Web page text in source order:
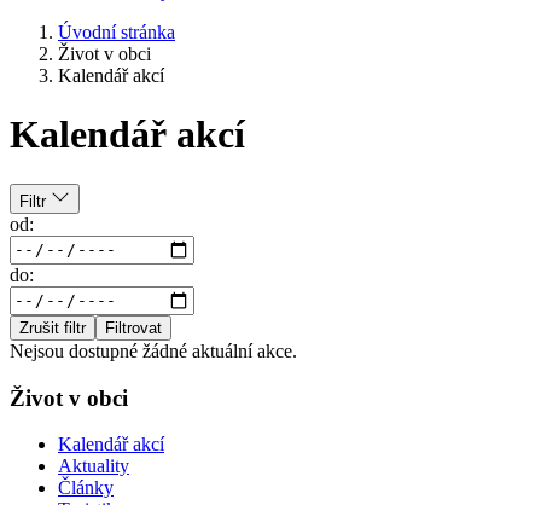
Úvodní stránka
Život v obci
Kalendář akcí
Kalendář akcí
Filtr
od:
do:
Zrušit filtr Filtrovat
Nejsou dostupné žádné aktuální akce.
Život v obci
Kalendář akcí
Aktuality
Články